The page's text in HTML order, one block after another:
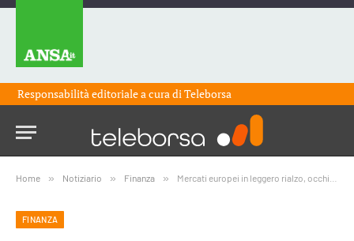
Responsabilità editoriale a cura diTeleborsa
Home » Notiziario » Finanza » Mercati europei in leggero rialzo, occhi a budget britannico
FINANZA